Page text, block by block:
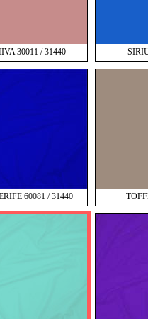
30011 / 31440
60081 / 31440